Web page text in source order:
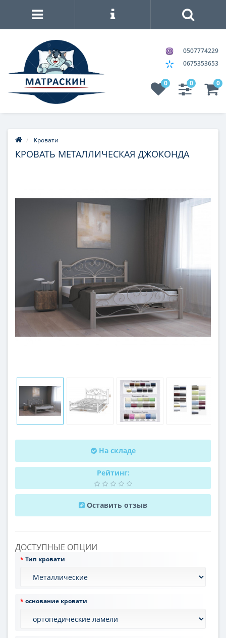
0507774229
0675353653
0 0 0
Кровати
КРОВАТЬ МЕТАЛЛИЧЕСКАЯ ДЖОКОНДА
На складе
Рейтинг:
Оставить отзыв
ДОСТУПНЫЕ ОПЦИИ
Тип кровати
основание кровати